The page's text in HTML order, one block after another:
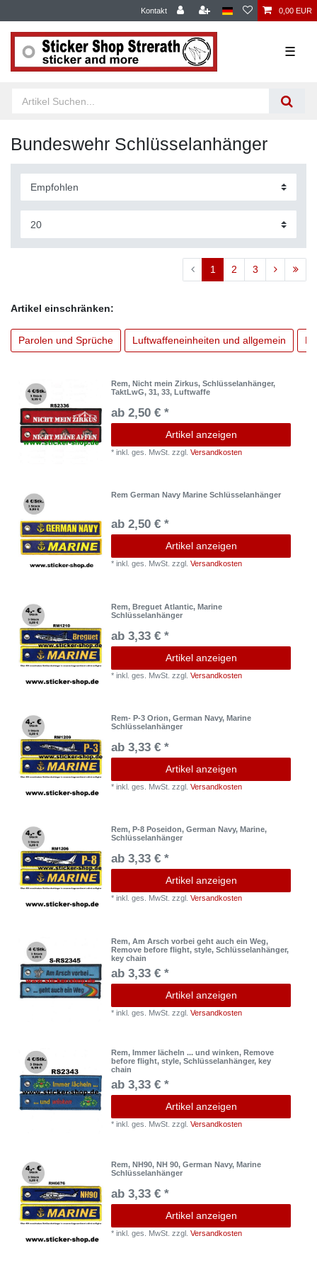
Kontakt 0,00 EUR
☰
Bundeswehr Schlüsselanhänger
1 2 3
Artikel einschränken:
Parolen und Sprüche Luftwaffeneinheiten und allgemein
Rem, Nicht mein Zirkus, Schlüsselanhänger,
TaktLwG, 31, 33, Luftwaffe
ab 2,50 € *
Artikel anzeigen
*inkl. ges. MwSt. zzgl.Versandkosten
Rem German Navy Marine Schlüsselanhänger
ab 2,50 € *
Artikel anzeigen
*inkl. ges. MwSt. zzgl.Versandkosten
Rem, Breguet Atlantic, Marine
Schlüsselanhänger
ab 3,33 € *
Artikel anzeigen
*inkl. ges. MwSt. zzgl.Versandkosten
Rem- P-3 Orion, German Navy, Marine
Schlüsselanhänger
ab 3,33 € *
Artikel anzeigen
*inkl. ges. MwSt. zzgl.Versandkosten
Rem, P-8 Poseidon, German Navy, Marine,
Schlüsselanhänger
ab 3,33 € *
Artikel anzeigen
*inkl. ges. MwSt. zzgl.Versandkosten
Rem, Am Arsch vorbei geht auch ein Weg,
Remove before flight, style, Schlüsselanhänger,
key chain
ab 3,33 € *
Artikel anzeigen
*inkl. ges. MwSt. zzgl.Versandkosten
Rem, Immer lächeln ... und winken, Remove
before flight, style, Schlüsselanhänger, key
chain
ab 3,33 € *
Artikel anzeigen
*inkl. ges. MwSt. zzgl.Versandkosten
Rem, NH90, NH 90, German Navy, Marine
Schlüsselanhänger
ab 3,33 € *
Artikel anzeigen
*inkl. ges. MwSt. zzgl.Versandkosten